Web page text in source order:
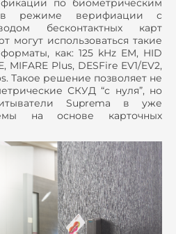
по биометрическим
режиме верифиации с
бесконтактных карт
могут использоваться такие
как: 125 kHz EM, HID
MIFARE Plus, DESFire EV1/EV2,
Такое решение позволяет не
СКУД “с нуля”, но
Suprema в уже
на основе карточных